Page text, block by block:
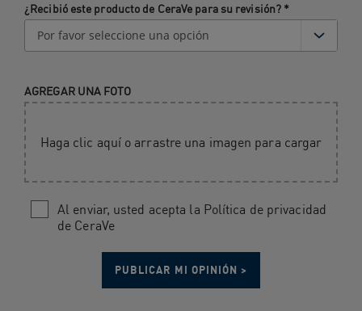
¿Recibió este producto de CeraVe para su revisión? *
AGREGAR UNA FOTO
Haga clic aquí o arrastre una imagen para cargar
Al enviar, usted acepta la Política de privacidad
de CeraVe